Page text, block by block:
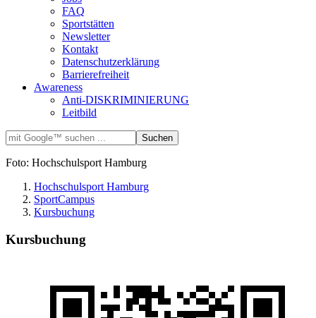
FAQ
Sportstätten
Newsletter
Kontakt
Datenschutzerklärung
Barrierefreiheit
Awareness
Anti-DISKRIMINIERUNG
Leitbild
Foto: Hochschulsport Hamburg
Hochschulsport Hamburg
SportCampus
Kursbuchung
Kursbuchung